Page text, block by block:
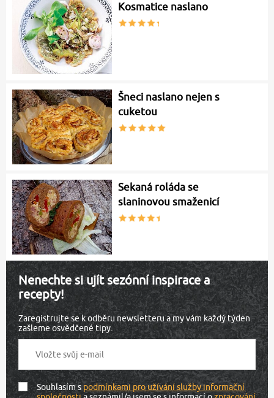
Kosmatice naslano
Šneci naslano nejen s
cuketou
Sekaná roláda se
slaninovou smaženicí
Nenechte si ujít sezónní inspirace a
recepty!
Zaregistrujte se k odběru newsletteru a my vám každý týden
zašleme osvědčené tipy.
Souhlasím spodmínkami pro užívání služby informační